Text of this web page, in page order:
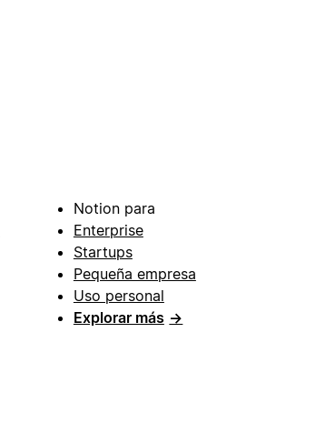
Notion para
Enterprise
Startups
Pequeña empresa
Uso personal
Explorar más →